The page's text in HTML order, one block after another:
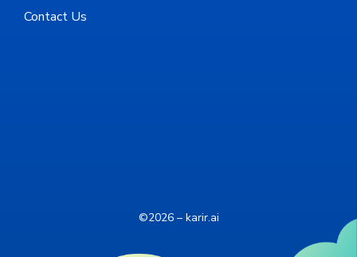
Contact Us
©2026 – karir.ai